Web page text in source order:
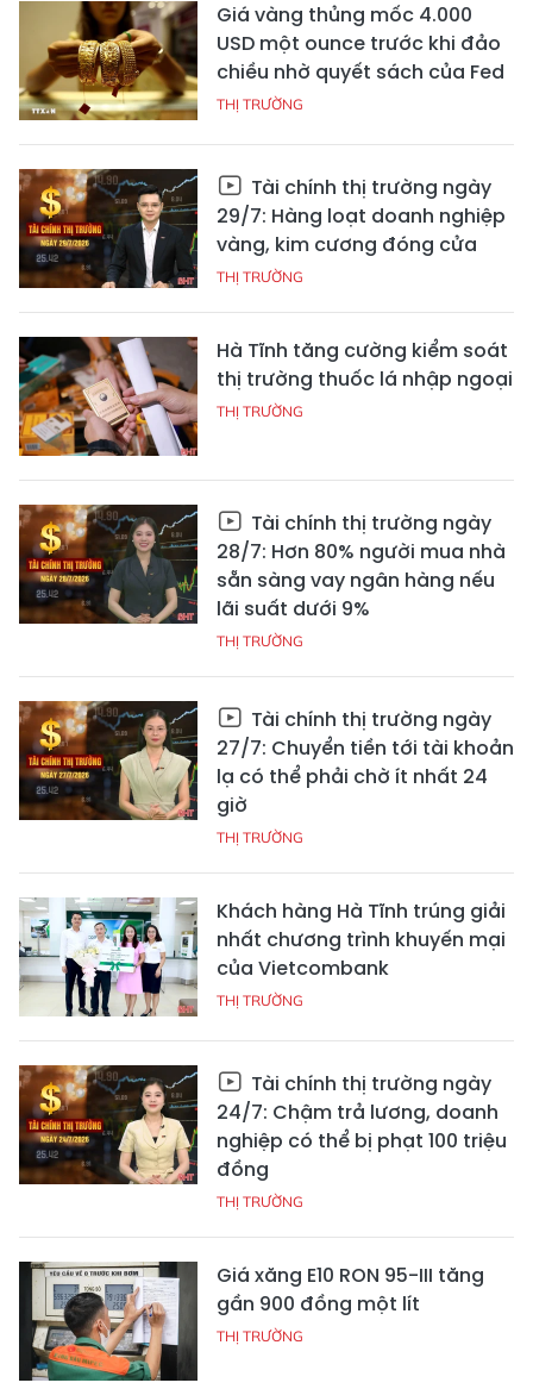
Giá vàng thủng mốc 4.000
USD một ounce trước khi đảo
chiều nhờ quyết sách của Fed
THỊ TRƯỜNG
Tài chính thị trường ngày
29/7: Hàng loạt doanh nghiệp
vàng, kim cương đóng cửa
THỊ TRƯỜNG
Hà Tĩnh tăng cường kiểm soát
thị trường thuốc lá nhập ngoại
THỊ TRƯỜNG
Tài chính thị trường ngày
28/7: Hơn 80% người mua nhà
sẵn sàng vay ngân hàng nếu
lãi suất dưới 9%
THỊ TRƯỜNG
Tài chính thị trường ngày
27/7: Chuyển tiền tới tài khoản
lạ có thể phải chờ ít nhất 24
giờ
THỊ TRƯỜNG
Khách hàng Hà Tĩnh trúng giải
nhất chương trình khuyến mại
của Vietcombank
THỊ TRƯỜNG
Tài chính thị trường ngày
24/7: Chậm trả lương, doanh
nghiệp có thể bị phạt 100 triệu
đồng
THỊ TRƯỜNG
Giá xăng E10 RON 95-III tăng
gần 900 đồng một lít
THỊ TRƯỜNG